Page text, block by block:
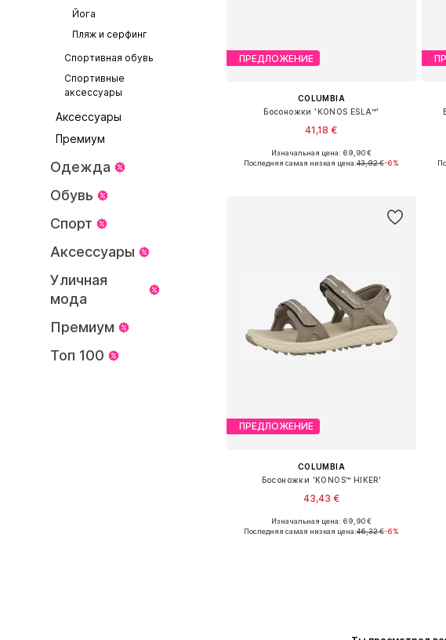
Йога
Пляж и серфинг
Спортивная обувь
Спортивные
аксессуары
Аксессуары
Премиум
Одежда
Обувь
Спорт
Аксессуары
Уличная
мода
Премиум
Топ 100
ПРЕДЛОЖЕНИЕ
COLUMBIA
Босоножки 'KONOS ESLA™'
41,18 €
Доступные размеры: 38, 41
Изначальная цена: 69,90 €
Последняя самая низкая цена:43,92 €-6%
ПРЕДЛОЖЕНИЕ
COLUMBIA
Босоножки 'KONOS™ HIKER'
43,43 €
Доступные размеры: 37, 40
Изначальная цена: 69,90 €
Последняя самая низкая цена:46,32 €-6%